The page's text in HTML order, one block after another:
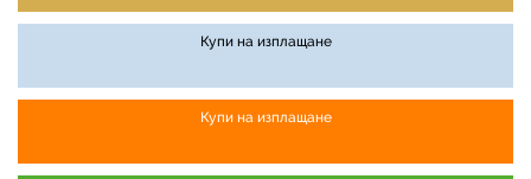
Купи на изплащане
Купи на изплащане